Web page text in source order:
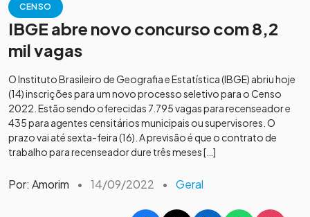
CENSO
IBGE abre novo concurso com 8,2
mil vagas
O Instituto Brasileiro de Geografia e Estatística (IBGE) abriu hoje
(14) inscrições para um novo processo seletivo para o Censo
2022. Estão sendo oferecidas 7.795 vagas para recenseador e
435 para agentes censitários municipais ou supervisores. O
prazo vai até sexta-feira (16). A previsão é que o contrato de
trabalho para recenseador dure três meses […]
Por: Amorim • 14/09/2022 • Geral